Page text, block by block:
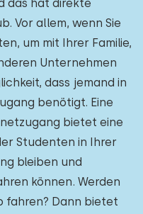
das hat direkte
Vor allem, wenn Sie
um mit Ihrer Familie,
Unternehmen
dass jemand in
benötigt. Eine
bietet eine
Studenten in Ihrer
bleiben und
können. Werden
fahren? Dann bietet